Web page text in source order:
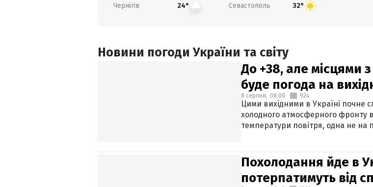
Чернігів 24° Севастополь 32°
Новини погоди України та світу
До +38, але місцями
буде погода на
8 серпня, 08:00 924
Цими вихідними в Україні почне
холодного атмосферного фронту
температури повітря, одна не на
Похолодання йде в
потерпатимуть від